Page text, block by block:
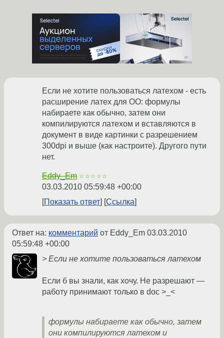
Если не хотите пользоваться латехом - есть
расширение латех для ОО: формулы
набираете как обычно, затем они
компилируются латехом и вставляются в
документ в виде картинки с разрешением
300dpi и выше (как настроите). Другого пути
нет.
Eddy_Em ☆☆☆☆☆
03.03.2010 05:59:48 +00:00
Показать ответ
Ссылка
Ответ на: комментарий от Eddy_Em 03.03.2010
05:59:48 +00:00
> Если не хотите пользоваться латехом
Если б вы знали, как хочу. Не разрешают —
работу принимают только в doc >_<
формулы набираете как обычно, затем
они компилируются латехом и